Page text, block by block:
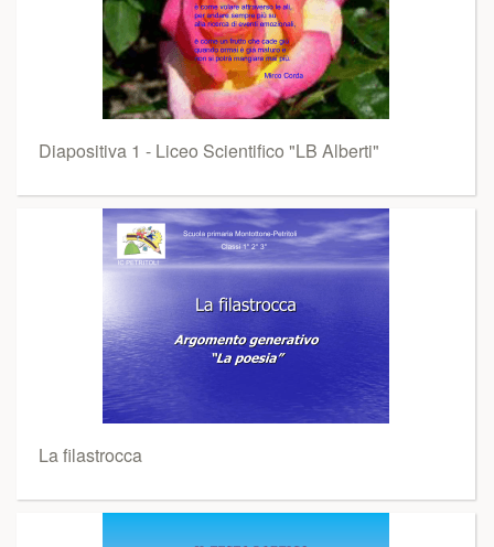
Diapositiva 1 - Liceo Scientifico "LB Alberti"
La filastrocca